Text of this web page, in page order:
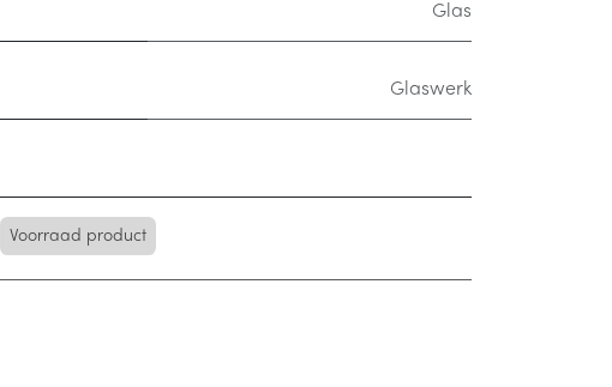
Glas
Glaswerk
Voorraad product